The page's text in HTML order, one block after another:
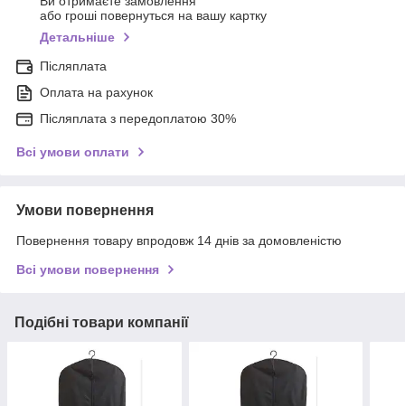
або гроші повернуться на вашу картку
Детальніше
Післяплата
Оплата на рахунок
Післяплата з передоплатою 30%
Всі умови оплати
Умови повернення
Повернення товару впродовж 14 днів за домовленістю
Всі умови повернення
Подібні товари компанії